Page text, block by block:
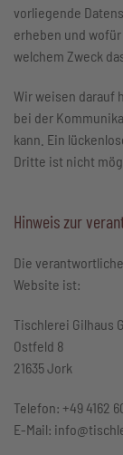
vorliegende
erheben und
welchem Zweck
Wir weisen darauf
bei der
kann. Ein
Dritte ist nicht
Hinweis zur
Die
Website ist:
Tischlerei Gilhaus
Ostfeld 8
21635 Jork
Telefon: +49 4162
E-Mail: